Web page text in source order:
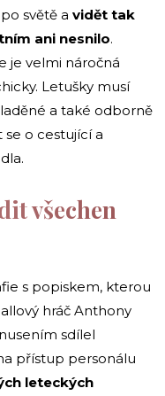
světě a vidět tak
ani nesnilo.
je velmi náročná
Letušky musí
a také odborně
se o cestující a
všechen
s popiskem, kterou
hráč Anthony
sdílel
přístup personálu
leteckých